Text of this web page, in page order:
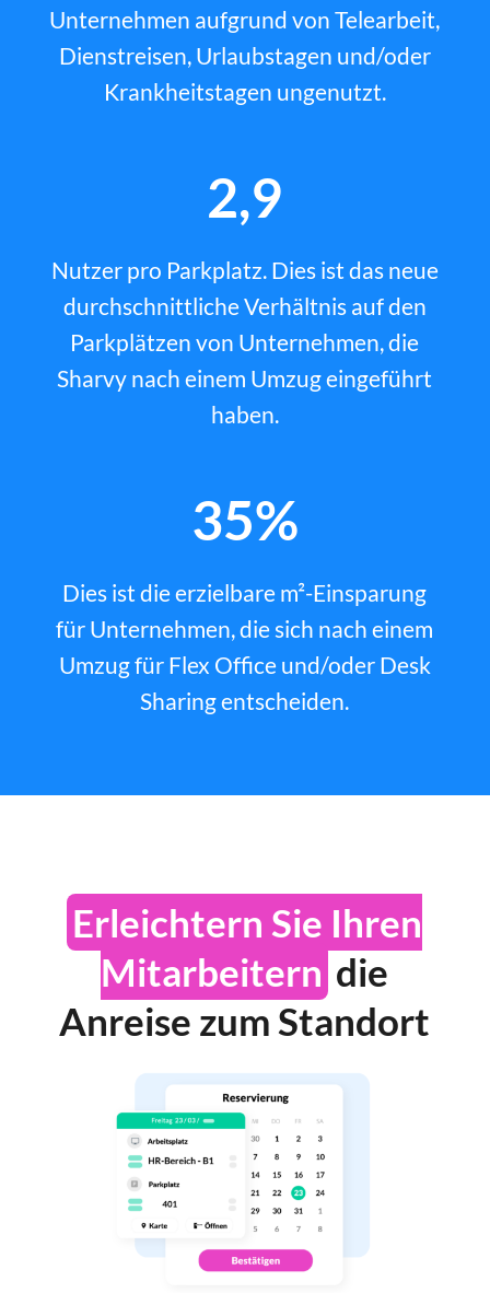
Unternehmen aufgrund von Telearbeit,
Dienstreisen, Urlaubstagen und/oder
Krankheitstagen ungenutzt.
2,9
Nutzer pro Parkplatz. Dies ist das neue
durchschnittliche Verhältnis auf den
Parkplätzen von Unternehmen, die
Sharvy nach einem Umzug eingeführt
haben.
35%
Dies ist die erzielbare m²-Einsparung
für Unternehmen, die sich nach einem
Umzug für Flex Office und/oder Desk
Sharing entscheiden.
Erleichtern Sie Ihren
Mitarbeitern die
Anreise zum Standort